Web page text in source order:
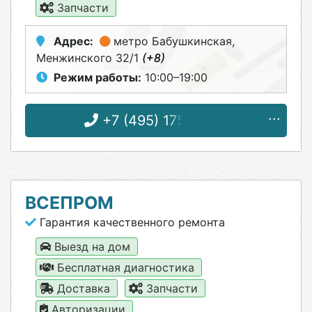
Запчасти
Адрес: метро Бабушкинская,
Менжинского 32/1 (+8)
Режим работы: 10:00–19:00
+7 (495) 175-71-82
ВСЕПРОМ
Гарантия качественного ремонта
Выезд на дом
Бесплатная диагностика
Доставка
Запчасти
Авторизации